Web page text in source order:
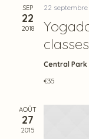
SEP
22
2018
22
classes
Central Park
€35
AOÛT
27
2015